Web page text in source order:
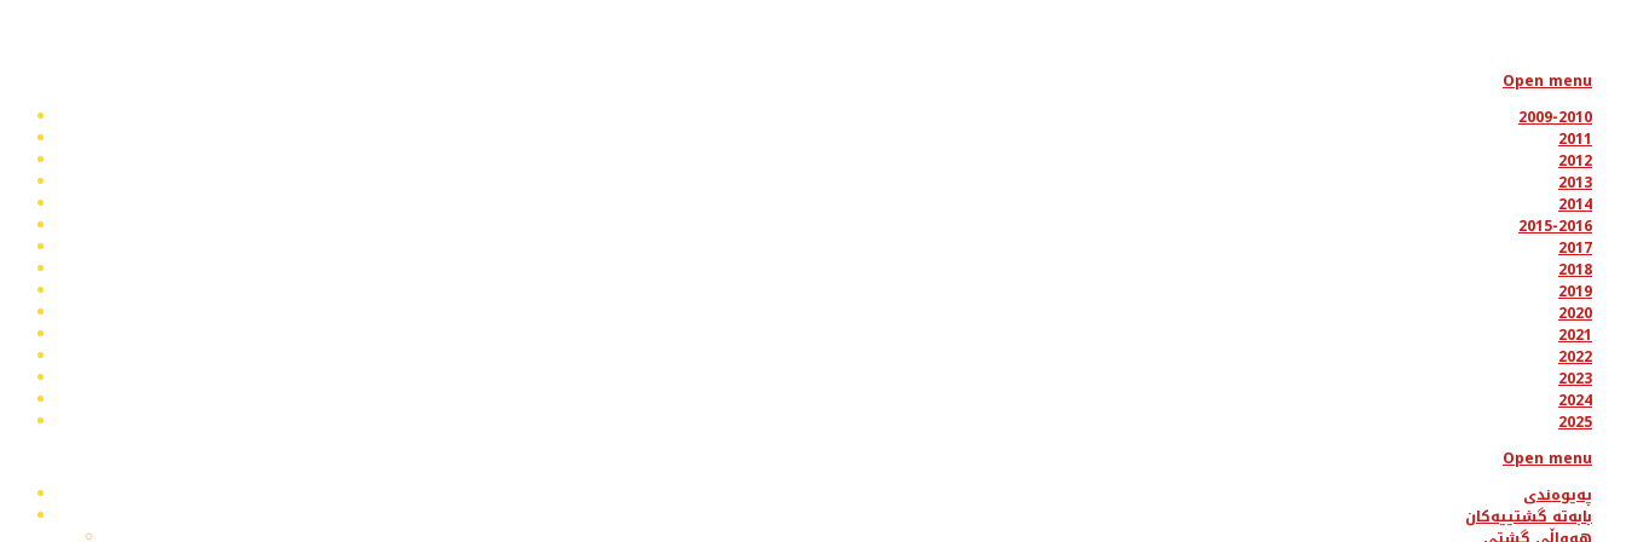
Open menu
2009-2010
2011
2012
2013
2014
2015-2016
2017
2018
2019
2020
2021
2022
2023
2024
2025
Open menu
پەیوەندی
بابەتە گشتییەکان